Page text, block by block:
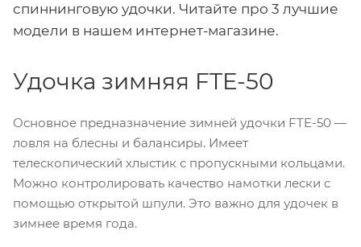
спиннинговую удочки. Читайте про 3 лучшие
модели в нашем интернет-магазине.
Удочка зимняя FTE-50
Основное предназначение зимней удочки FTE-50 —
ловля на блесны и балансиры. Имеет
телескопический хлыстик с пропускными кольцами.
Можно контролировать качество намотки лески с
помощью открытой шпули. Это важно для удочек в
зимнее время года.